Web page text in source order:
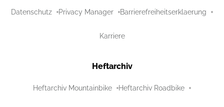
Datenschutz Privacy Manager Barrierefreiheitserklaerung
Karriere
Heftarchiv
Heftarchiv Mountainbike Heftarchiv Roadbike